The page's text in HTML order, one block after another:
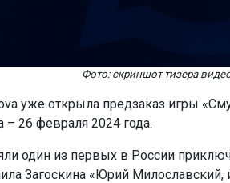
Фото: скриншот тизера
уже открыла предзаказ игры
– 26 февраля 2024 года.
один из первых в России
Загоскина «Юрий Милославский,